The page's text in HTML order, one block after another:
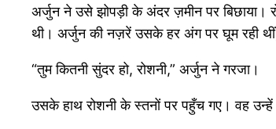
अर्जुन ने उसे झोपड़ी के अंदर ज़मीन पर
थी। अर्जुन की नज़रें उसके हर अंग पर घूम रही थीं,
“तुम कितनी सुंदर हो, रोशनी,” अर्जुन ने गरजा।
उसके हाथ रोशनी के स्तनों पर पहुँच गए। वह